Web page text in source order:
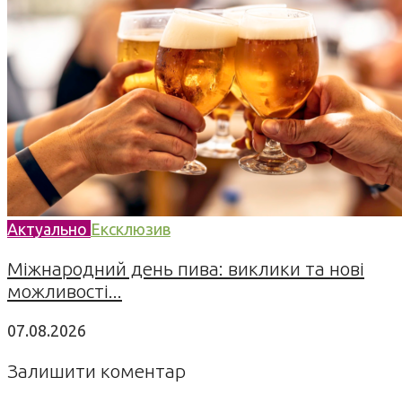
Актуально Ексклюзив
Міжнародний день пива: виклики та нові
можливості...
07.08.2026
Залишити коментар